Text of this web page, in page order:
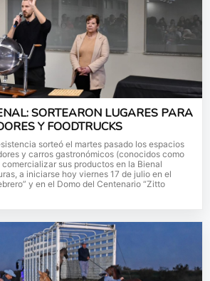
SORTEARON LUGARES PARA
Y FOODTRUCKS
sorteó el martes pasado los espacios
y carros gastronómicos (conocidos como
sus productos en la Bienal
a iniciarse hoy viernes 17 de julio en el
y en el Domo del Centenario “Zitto